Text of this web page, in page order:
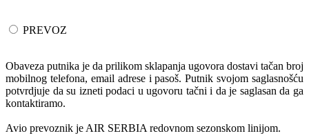
PREVOZ
Obaveza putnika je da prilikom sklapanja ugovora dostavi tačan broj
mobilnog telefona, email adrese i pasoš. Putnik svojom saglasnošću
potvrdjuje da su izneti podaci u ugovoru tačni i da je saglasan da ga
kontaktiramo.
Avio prevoznik je AIR SERBIA redovnom sezonskom linijom.